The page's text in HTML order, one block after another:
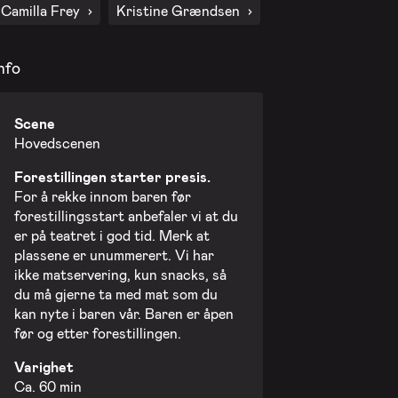
Camilla Frey Kristine Grændsen
Scene
Hovedscenen
Forestillingen starter presis.
For å rekke innom baren før
forestillingsstart anbefaler vi at du
er på teatret i god tid. Merk at
plassene er unummerert. Vi har
ikke matservering, kun snacks, så
du må gjerne ta med mat som du
kan nyte i baren vår. Baren er åpen
før og etter forestillingen.
Varighet
Ca. 60 min